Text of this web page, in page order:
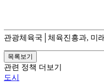
관광체육국│체육진흥과, 미
관련 정책 더보기
도시